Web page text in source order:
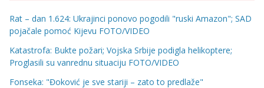
Rat – dan 1.624: Ukrajinci ponovo pogodili "ruski Amazon"; SAD
pojačale pomoć Kijevu FOTO/VIDEO
Katastrofa: Bukte požari; Vojska Srbije podigla helikoptere;
Proglasili su vanrednu situaciju FOTO/VIDEO
Fonseka: "Đoković je sve stariji – zato to predlaže"